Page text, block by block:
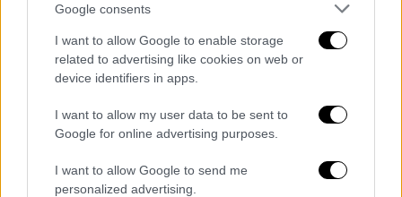
Google consents
I want to allow Google to enable storage
related to advertising like cookies on web or
device identifiers in apps.
I want to allow my user data to be sent to
Google for online advertising purposes.
I want to allow Google to send me
personalized advertising.
Και πρόσθεσε: «Ήταν πάντα τιμή,
ευχαρίστηση και προνόμιο να είμαι εδώ. Το
έχω πει αρκετές φορές στο παρελθόν, εδώ
έχω ό,τι θα μπορούσε να ευχηθεί ένας
προπονητής και το εκτιμώ τόσο πολύ.
Ελπίζουμε τώρα να προσθέσουμε και άλλα
τρόπαια σε αυτά που έχουμε πάρει ήδη.
Αυτός θα είναι ο στόχος μου».